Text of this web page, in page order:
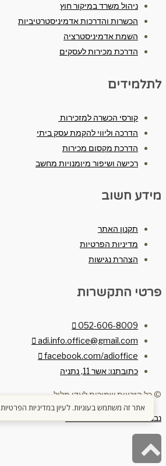
ניהול משרד במיקור חוץ
הכשרות והדרכות אדמיניסטרטיביות
השמת אדמיניסטרציה
הדרכת מכירות לעסקים
לתלמידים
קורסי הכשרה למזכירות
הדרכה וליווי להקמת עסק ביתי
הדרכת מקסום מכירות
רכישה ושיפור מיומנויות מחשב
מידע חשוב
תקנון האתר
מדיניות הפרטיות
הצהרת נגישות
פרטי התקשרות
052-606-8009
adi.info.office@gmail.com
facebook.com/adioffice
כתובתנו: אשר 11, נתניה
© כל הזכויות שמורות לעדי מלול
נבנה ע"י תנופה בניית אתרים
אתר זה משתמש בעוגיות. לעיון במדיניות הפרטיות